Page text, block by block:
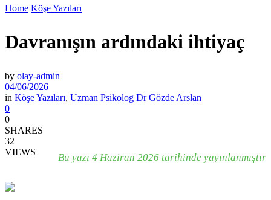
Home Köşe Yazıları
Davranışın ardındaki ihtiyaç
by olay-admin
04/06/2026
in Köşe Yazıları, Uzman Psikolog Dr Gözde Arslan
0
0
SHARES
32
VIEWS
Bu yazı 4 Haziran 2026 tarihinde yayınlanmıştır